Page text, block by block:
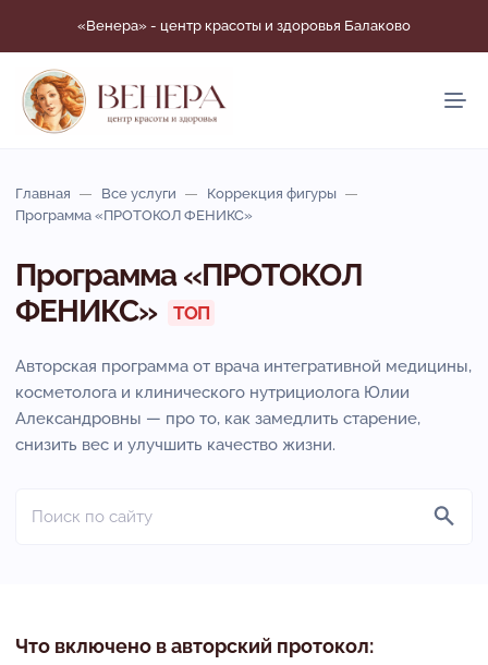
«Венера» - центр красоты и здоровья Балаково
Главная Все услуги
Коррекция фигуры
Программа «ПРОТОКОЛ ФЕНИКС»
Программа «ПРОТОКОЛ
ФЕНИКС»
Авторская программа от врача интегративной медицины,
косметолога и клинического нутрициолога Юлии
Александровны — про то, как замедлить старение,
снизить вес и улучшить качество жизни.
Что включено в авторский протокол: